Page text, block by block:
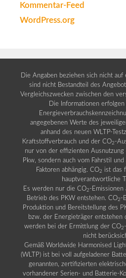
Kommentar-Feed
WordPress.org
Die Angaben beziehen sich nicht
sind nicht Bestandteil des
Vergleichszwecken zwischen den
Die Informationen
angegebenen Werte des
anhand des neuen WLTP-
Kraftstoffverbrauch und der CO2 -
nur von der effizienten
Pkw, sondern auch vom Fahrstil
Faktoren abhängig. CO2 ist das
hauptverantwortliche
Es werden nur die CO2 -Emissionen
Betrieb des PKW entstehen. CO2 -
Produktion und Bereitstellung des
bzw. der Energieträger entstehen
werden bei der Ermittlung der CO2
nicht
Gemäß Worldwide Harmonised
(WLTP) ist bei voll aufgeladener
genannten, zertifizierten
vorhandener Serien- und Batterie-